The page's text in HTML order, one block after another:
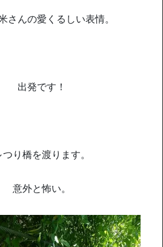
さんの愛くるしい表情。
出発です！
り橋を渡ります。
意外と怖い。